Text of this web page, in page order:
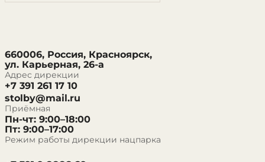
660006, Россия, Красноярск,
ул. Карьерная, 26-а
Адрес дирекции
+7 391 261 17 10
stolby@mail.ru
Приёмная
Пн-чт: 9:00–18:00
Пт: 9:00–17:00
Режим работы дирекции нацпарка